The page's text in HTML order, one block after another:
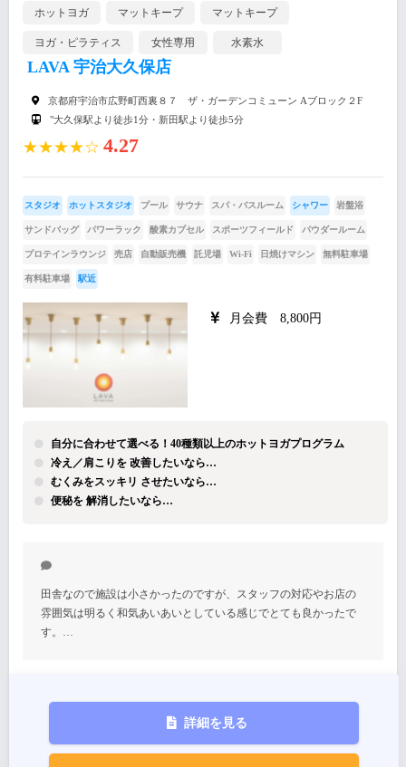
ホットヨガ マットキープ マットキープ
ヨガ・ピラティス 女性専用 水素水
LAVA 宇治大久保店
京都府宇治市広野町西裏８７ ザ・ガーデンコミューン Aブロック２F
"大久保駅より徒歩1分・新田駅より徒歩5分
★★★★☆ 4.27
スタジオ ホットスタジオ プール サウナ スパ・バスルーム シャワー 岩盤浴
サンドバッグ パワーラック 酸素カプセル スポーツフィールド パウダールーム
プロテインラウンジ 売店 自動販売機 託児場 Wi-Fi 日焼けマシン 無料駐車場
有料駐車場 駅近
月会費 8,800円
自分に合わせて選べる！40種類以上のホットヨガプログラム
冷え／肩こりを 改善したいなら…
むくみをスッキリ させたいなら…
便秘を 解消したいなら…
田舎なので施設は小さかったのですが、スタッフの対応やお店の
雰囲気は明るく和気あいあいとしている感じでとても良かったで
す。…
詳細を見る